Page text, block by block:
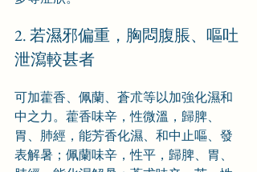
2. 若濕邪偏重，胸悶腹脹、嘔吐
泄瀉較甚者
可加藿香、佩蘭、蒼朮等以加強化濕和
中之力。藿香味辛，性微溫，歸脾、
胃、肺經，能芳香化濕、和中止嘔、發
表解暑；佩蘭味辛，性平，歸脾、胃、